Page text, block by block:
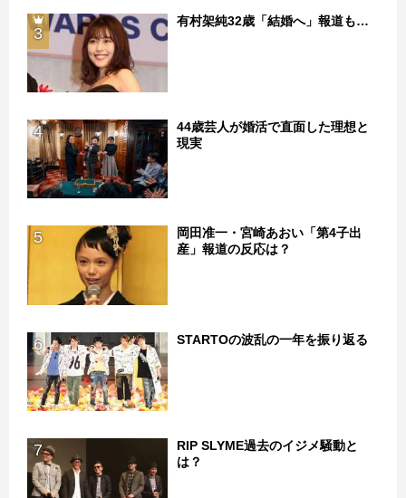
3
有村架純32歳「結婚へ」報道も…
4
44歳芸人が婚活で直面した理想と
現実
5
岡田准一・宮崎あおい「第4子出
産」報道の反応は？
6 STARTOの波乱の一年を振り返る
7
RIP SLYME過去のイジメ騒動と
は？